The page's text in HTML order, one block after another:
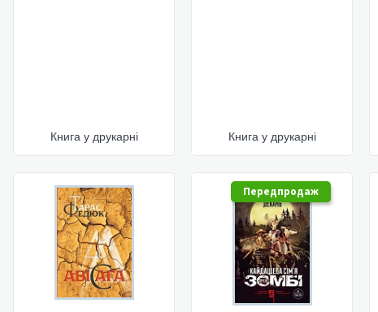
Книга у друкарні Книга у друкарні
Передпродаж